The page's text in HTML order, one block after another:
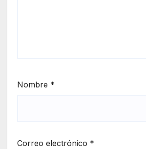
Nombre *
Correo electrónico *